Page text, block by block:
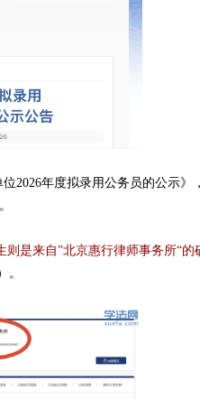
2026年度拟录用公务员的公示》
则是来自”北京惠行律师事务所“的
。